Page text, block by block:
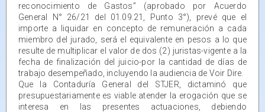
reconocimiento de Gastos” (aprobado por Acuerdo
General N° 26/21 del 01.09.21, Punto 3°), prevé que el
importe a liquidar en concepto de remuneración a cada
miembro del jurado, será el equivalente en pesos a lo que
resulte de multiplicar el valor de dos (2) juristas-vigente a la
fecha de finalización del juicio-por la cantidad de días de
trabajo desempeñado, incluyendo la audiencia de Voir Dire.
Que la Contaduría General del STJER, dictaminó que
presupuestariamente es viable atender la erogación que se
interesa en las presentes actuaciones, debiendo